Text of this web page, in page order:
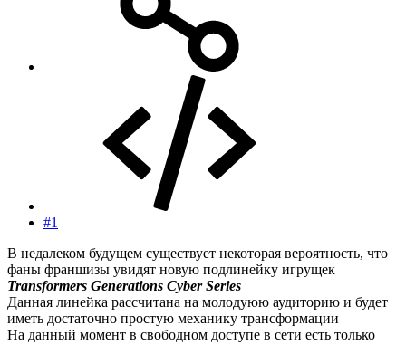
#1
В недалеком будущем существует некоторая вероятность, что
фаны франшизы увидят новую подлинейку игрущек
Transformers Generations Cyber Series
Данная линейка рассчитана на молодуюю аудиторию и будет
иметь достаточно простую механику трансформации
На данный момент в свободном доступе в сети есть только